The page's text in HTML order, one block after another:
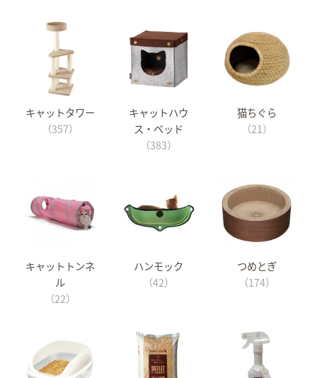
キャットタワー
（357）
キャットハウ
ス・ベッド
（383）
猫ちぐら
（21）
キャットトンネ
ル
（22）
ハンモック
（42）
つめとぎ
（174）